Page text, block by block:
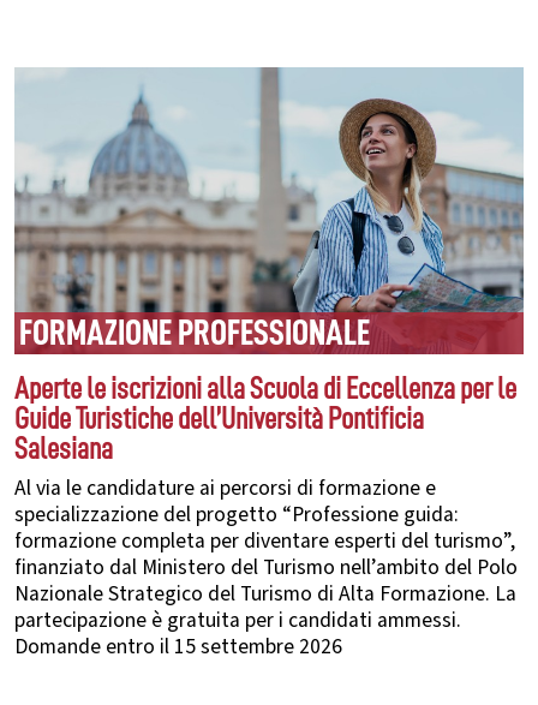
FORMAZIONE PROFESSIONALE
Aperte le iscrizioni alla Scuola di Eccellenza per le
Guide Turistiche dell’Università Pontificia
Salesiana
Al via le candidature ai percorsi di formazione e
specializzazione del progetto “Professione guida:
formazione completa per diventare esperti del turismo”,
finanziato dal Ministero del Turismo nell’ambito del Polo
Nazionale Strategico del Turismo di Alta Formazione. La
partecipazione è gratuita per i candidati ammessi.
Domande entro il 15 settembre 2026